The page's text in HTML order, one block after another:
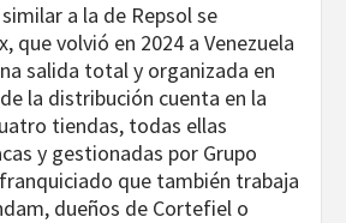
a la de Repsol se
que volvió en 2024 a Venezuela
salida total y organizada en
la distribución cuenta en la
tiendas, todas ellas
y gestionadas por Grupo
que también trabaja
dueños de Cortefiel o